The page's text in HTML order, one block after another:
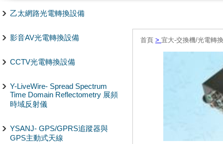
乙太網路光電轉換設備
影音AV光電轉換設備
CCTV光電轉換設備
Y-LiveWire- Spread Spectrum
Time Domain Reflectometry 展頻
時域反射儀
YSANJ- GPS/GPRS追蹤器與
GPS主動式天線
首頁 > 宜大-交換機/光電轉